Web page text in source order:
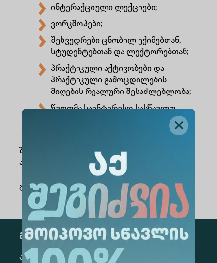
ინტერაქციული ლექციები;
ვორკშოპები;
შეხვედრები ცნობილ ექიმებთან,
სტუდენტებთან და ლექტორებთან;
პრაქტიკული აქტივობები და
პრაქტიკული გამოცდილების
მიღების რეალური შესაძლებლობა;
წვდომა საინტერესო სასწავლო
შემოუერთდი ALTE MED CLUB-ს და მიწვდი
ახალ სიმაღლეებს მედიცინის სამყაროში!
გაზიარება :
გამოწერა
კონკრეტული მიმართულების